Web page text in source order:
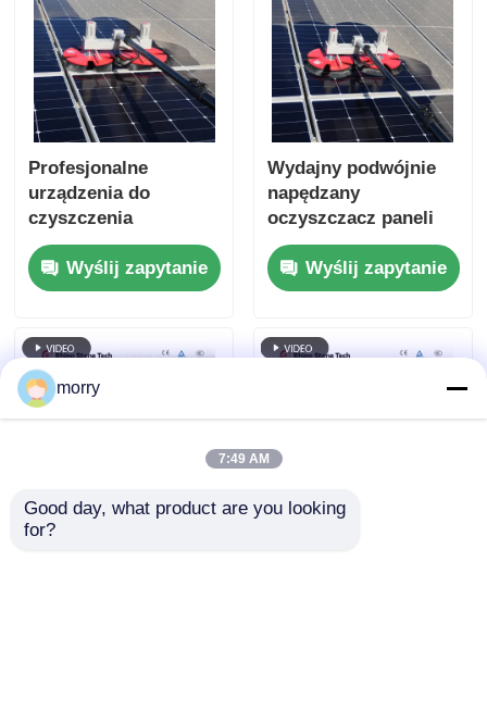
Profesjonalne
urządzenia do
czyszczenia
słonecznego
Elektryczne panele
fotowoltaiczne
obrotowy
Wyślij zapytanie
Wydajny podwójnie
napędzany
oczyszczacz paneli
słonecznych Wodą
zasilany szczotką
czyszczącą
Wyślij zapytanie
morry
7:49 AM
Good day, what product are you looking
for?